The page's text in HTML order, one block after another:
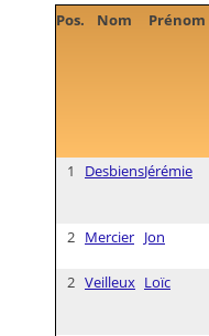
Pos. Nom Prénom
1 DesbiensJérémie
2 Mercier Jon
2 Veilleux Loïc